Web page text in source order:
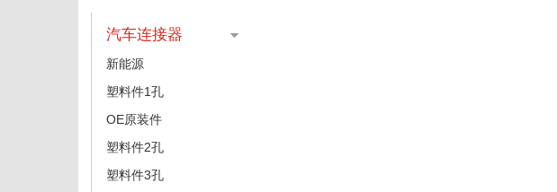
汽车连接器
新能源
塑料件1孔
OE原装件
塑料件2孔
塑料件3孔